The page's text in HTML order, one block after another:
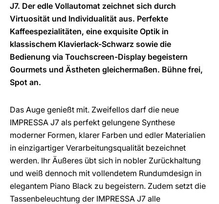
J7. Der edle Vollautomat zeichnet sich durch
Virtuosität und Individualität aus. Perfekte
Kaffeespezialitäten, eine exquisite Optik in
klassischem Klavierlack-Schwarz sowie die
Bedienung via Touchscreen-Display begeistern
Gourmets und Ästheten gleichermaßen. Bühne frei,
Spot an.
Das Auge genießt mit. Zweifellos darf die neue
IMPRESSA J7 als perfekt gelungene Synthese
moderner Formen, klarer Farben und edler Materialien
in einzigartiger Verarbeitungsqualität bezeichnet
werden. Ihr Äußeres übt sich in nobler Zurückhaltung
und weiß dennoch mit vollendetem Rundumdesign in
elegantem Piano Black zu begeistern. Zudem setzt die
Tassenbeleuchtung der IMPRESSA J7 alle